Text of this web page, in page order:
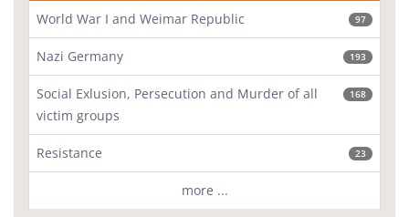
World War I and Weimar Republic 97
Nazi Germany 193
Social Exlusion, Persecution and Murder of all
victim groups
168
Resistance 23
more ...